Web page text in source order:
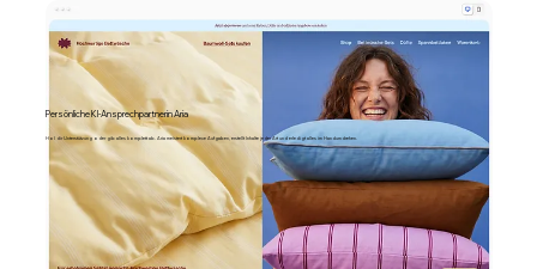
Persönliche KI-Ansprechpartnerin Aria
Hol dir Unterstützung oder gib alles komplett ab. Aria meistert komplexe Aufgaben, erstellt Inhalte jeder Art und erledigt alles im Handumdrehen.